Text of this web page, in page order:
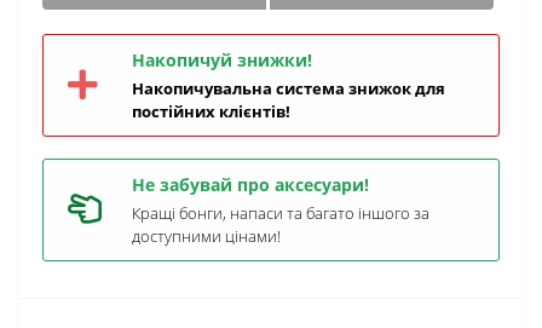
Накопичуй знижки!
Накопичувальна система знижок для
постійних клієнтів!
Не забувай про аксесуари!
Кращі бонги, напаси та багато іншого за
доступними цінами!